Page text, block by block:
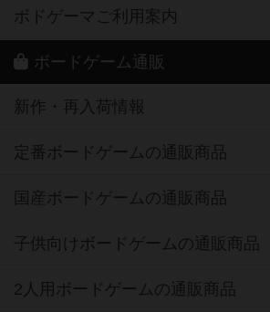
ボードゲーム通販
新作・再入荷情報
定番ボードゲームの通販商品
国産ボードゲームの通販商品
子供向けボードゲームの通販商品
2人用ボードゲームの通販商品
20分以下のボードゲームの通販商品